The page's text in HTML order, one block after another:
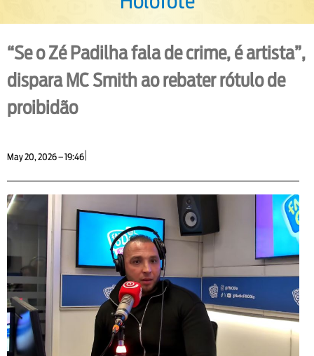
“Se o Zé Padilha fala de crime, é artista”,
dispara MC Smith ao rebater rótulo de
proibidão
May 20, 2026 – 19:46